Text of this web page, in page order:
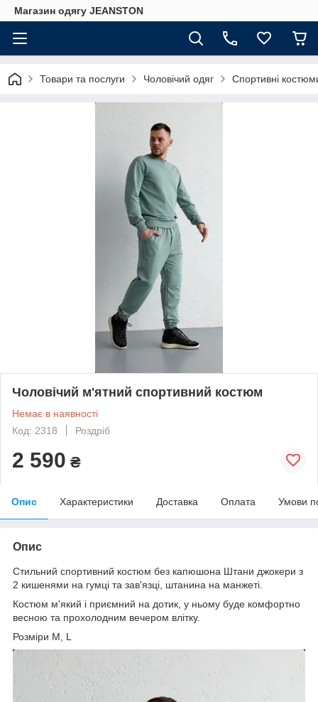
Магазин одягу JEANSTON
Товари та послуги Чоловічий одяг Спортивні
Чоловічий м'ятний спортивний костюм
Немає в наявності
Код: 2318
Роздріб
2 590 ₴
Опис Характеристики Доставка Оплата Умови
Опис
Стильний спортивний костюм без капюшона Штани джокери з
2 кишенями на гумці та зав'язці, штанина на манжеті.
Костюм м'який і приємний на дотик, у ньому буде комфортно
весною та прохолодним вечером влітку.
Розміри M, L